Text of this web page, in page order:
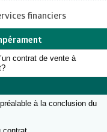
financiers
contrat de vente à
à la conclusion du